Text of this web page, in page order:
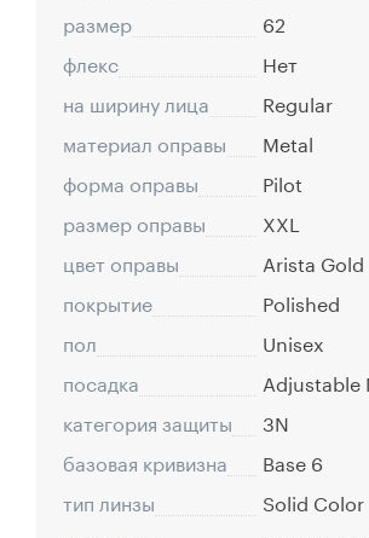
размер
62
флекс
Нет
на ширину лица
Regular
материал оправы
Metal
форма оправы
Pilot
размер оправы
XXL
цвет оправы
Arista Gold
покрытие
Polished
пол
Unisex
посадка
Adjustable
категория защиты
3N
базовая кривизна
Base 6
тип линзы
Solid Color